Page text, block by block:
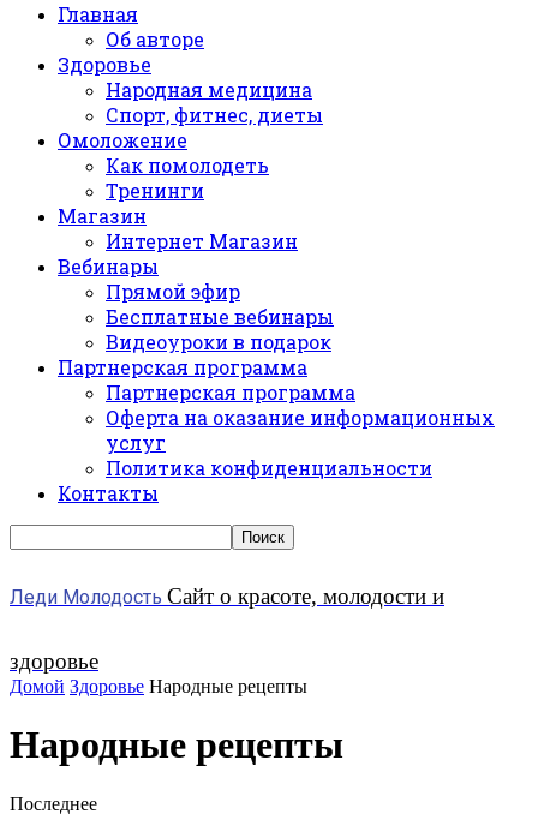
Главная
Об авторе
Здоровье
Народная медицина
Спорт, фитнес, диеты
Омоложение
Как помолодеть
Тренинги
Магазин
Интернет Магазин
Вебинары
Прямой эфир
Бесплатные вебинары
Видеоуроки в подарок
Партнерская программа
Партнерская программа
Оферта на оказание информационных
услуг
Политика конфиденциальности
Контакты
Леди Молодость Сайт о красоте, молодости и
здоровье
Домой Здоровье Народные рецепты
Народные рецепты
Последнее